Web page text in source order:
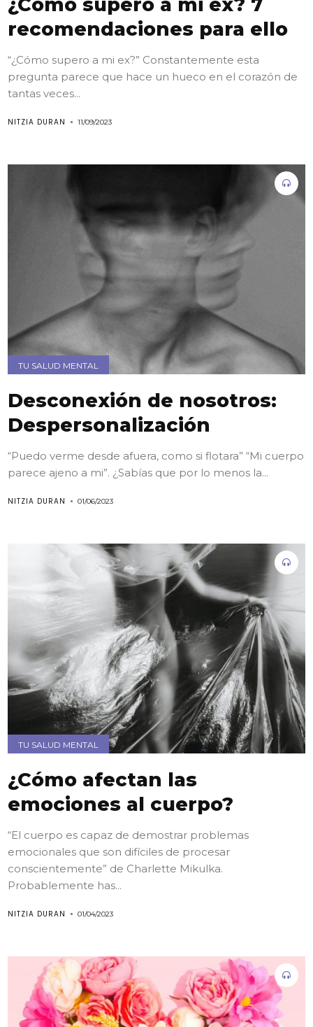
recomendaciones para ello
“¿Cómo supero a mi ex?” Constantemente esta
pregunta parece que hace un hueco en el corazón de
tantas veces...
NITZIA DURAN 11/09/2023
TU SALUD MENTAL
Desconexión de nosotros:
Despersonalización
“Puedo verme desde afuera, como si flotara” “Mi cuerpo
parece ajeno a mi”. ¿Sabías que por lo menos la...
NITZIA DURAN 01/06/2023
TU SALUD MENTAL
¿Cómo afectan las
emociones al cuerpo?
“El cuerpo es capaz de demostrar problemas
emocionales que son difíciles de procesar
conscientemente” de Charlette Mikulka.
Probablemente has...
NITZIA DURAN 01/04/2023